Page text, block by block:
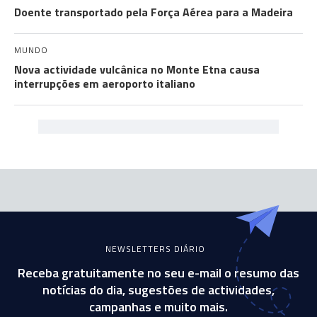
Doente transportado pela Força Aérea para a Madeira
MUNDO
Nova actividade vulcânica no Monte Etna causa
interrupções em aeroporto italiano
NEWSLETTERS DIÁRIO
Receba gratuitamente no seu e-mail o resumo das
notícias do dia, sugestões de actividades,
campanhas e muito mais.